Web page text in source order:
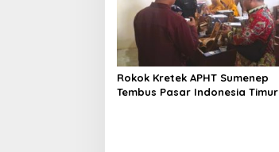
Rokok Kretek APHT Sumenep
Tembus Pasar Indonesia Timur